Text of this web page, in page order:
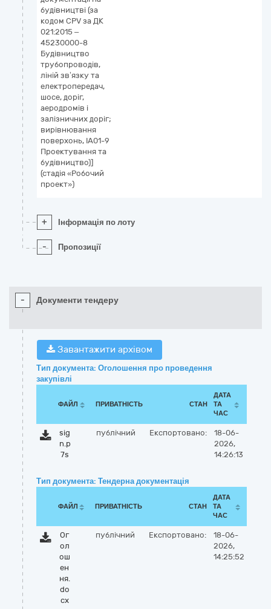
будівництві (за
кодом CPV за ДК
021:2015 –
45230000-8
Будівництво
трубопроводів,
ліній зв’язку та
електропередач,
шосе, доріг,
аеродромів і
залізничних доріг;
вирівнювання
поверхонь, ІА01-9
Проектування та
будівництво)]
(стадія «Робочий
проект»)
+ Інформація по лоту
- Пропозиції
- Документи тендеру
Завантажити архівом
Тип документа: Оголошення про проведення
закупівлі
ФАЙЛ ПРИВАТНІСТЬ СТАН
ДАТА
ТА
ЧАС
sig
n.p
7s
публічний Експортовано:
18-06-
2026,
14:26:13
Тип документа: Тендерна документація
ФАЙЛ ПРИВАТНІСТЬ СТАН
ДАТА
ТА
ЧАС
Ог
ол
ош
ен
ня.
do
cx
публічний Експортовано:
18-06-
2026,
14:25:52